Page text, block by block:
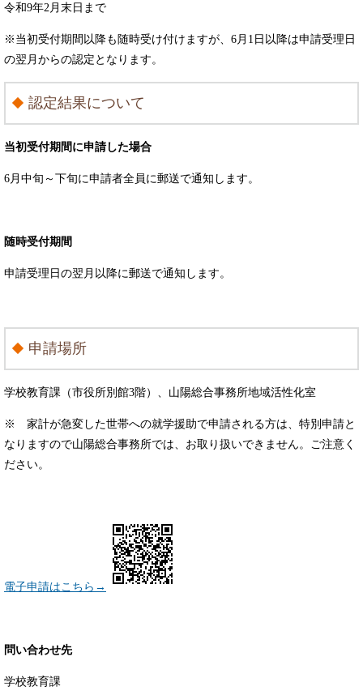
令和9年2月末日まで
※当初受付期間以降も随時受け付けますが、6月1日以降は申請受理日
の翌月からの認定となります。
認定結果について
当初受付期間に申請した場合
6月中旬～下旬に申請者全員に郵送で通知します。
随時受付期間
申請受理日の翌月以降に郵送で通知します。
申請場所
学校教育課（市役所別館3階）、山陽総合事務所地域活性化室
※ 家計が急変した世帯への就学援助で申請される方は、特別申請と
なりますので山陽総合事務所では、お取り扱いできません。ご注意く
ださい。
電子申請はこちら→
問い合わせ先
学校教育課